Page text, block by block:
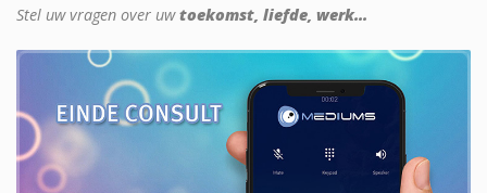
Stel uw vragen over uwtoekomst, liefde, werk...